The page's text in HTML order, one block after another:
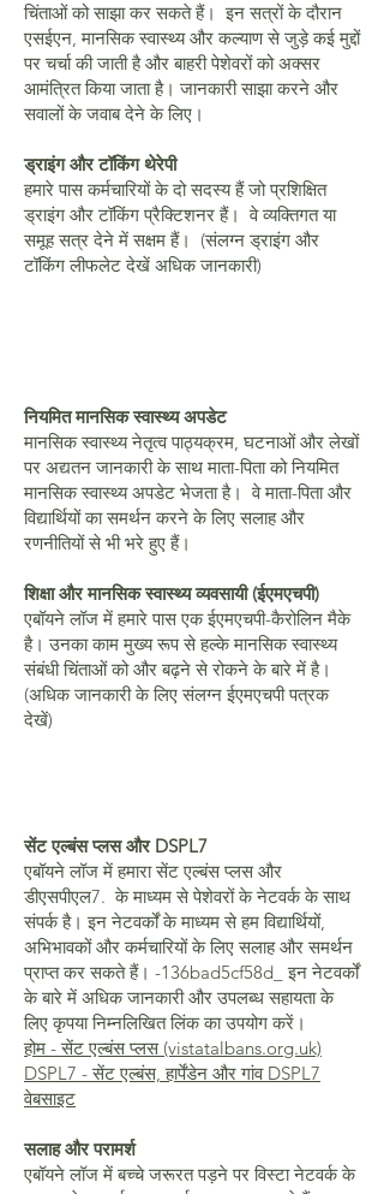
चिंताओं को साझा कर सकते हैं। इन सत्रों के दौरान
एसईएन, मानसिक स्वास्थ्य और कल्याण से जुड़े कई मुद्दों
पर चर्चा की जाती है और बाहरी पेशेवरों को अक्सर
आमंत्रित किया जाता है। जानकारी साझा करने और
सवालों के जवाब देने के लिए।
ड्राइंग और टॉकिंग थेरेपी
हमारे पास कर्मचारियों के दो सदस्य हैं जो प्रशिक्षित
ड्राइंग और टॉकिंग प्रैक्टिशनर हैं। वे व्यक्तिगत या
समूह सत्र देने में सक्षम हैं। (संलग्न ड्राइंग और
टॉकिंग लीफलेट देखें अधिक जानकारी)
नियमित मानसिक स्वास्थ्य अपडेट
मानसिक स्वास्थ्य नेतृत्व पाठ्यक्रम, घटनाओं और लेखों
पर अद्यतन जानकारी के साथ माता-पिता को नियमित
मानसिक स्वास्थ्य अपडेट भेजता है। वे माता-पिता और
विद्यार्थियों का समर्थन करने के लिए सलाह और
रणनीतियों से भी भरे हुए हैं।
शिक्षा और मानसिक स्वास्थ्य व्यवसायी (ईएमएचपी)
एबॉयने लॉज में हमारे पास एक ईएमएचपी-कैरोलिन मैके
है। उनका काम मुख्य रूप से हल्के मानसिक स्वास्थ्य
संबंधी चिंताओं को और बढ़ने से रोकने के बारे में है।
(अधिक जानकारी के लिए संलग्न ईएमएचपी पत्रक
देखें)
सेंट एल्बंस प्लस और DSPL7
एबॉयने लॉज में हमारा सेंट एल्बंस प्लस और
डीएसपीएल7. के माध्यम से पेशेवरों के नेटवर्क के साथ
संपर्क है। इन नेटवर्कों के माध्यम से हम विद्यार्थियों,
अभिभावकों और कर्मचारियों के लिए सलाह और समर्थन
प्राप्त कर सकते हैं। -136bad5cf58d_ इन नेटवर्कों
के बारे में अधिक जानकारी और उपलब्ध सहायता के
लिए कृपया निम्नलिखित लिंक का उपयोग करें।
होम - सेंट एल्बंस प्लस (vistatalbans.org.uk)
DSPL7 - सेंट एल्बंस, हार्पेंडेन और गांव DSPL7
वेबसाइट
सलाह और परामर्श
एबॉयने लॉज में बच्चे जरूरत पड़ने पर विस्टा नेटवर्क के